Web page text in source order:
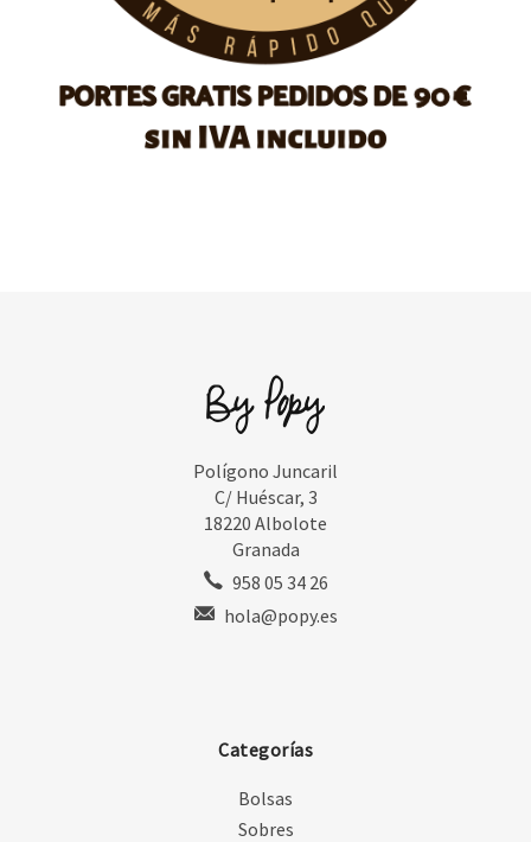
Polígono Juncaril
C/ Huéscar, 3
18220 Albolote
Granada
958 05 34 26
hola@popy.es
Categorías
Bolsas
Sobres